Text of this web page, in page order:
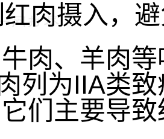
肉摄入，
肉、羊肉
列为IIA类
们主要导